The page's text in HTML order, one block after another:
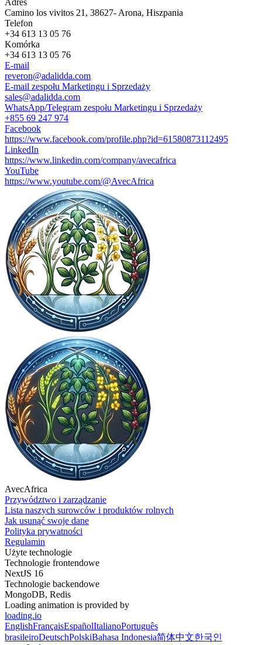
Adres
Camino los vivitos 21, 38627- Arona, Hiszpania
Telefon
+34 613 13 05 76
Komórka
+34 613 13 05 76
E-mail
reveron@adalidda.com
E-mail zespołu Marketingu i Sprzedaży
sales@adalidda.com
WhatsApp/Telegram zespołu Marketingu i Sprzedaży
+855 69 247 974
Facebook
https://www.facebook.com/profile.php?id=61580873112495
LinkedIn
https://www.linkedin.com/company/avecafrica
YouTube
https://www.youtube.com/@AvecAfrica
AvecAfrica
Przywództwo i zarządzanie
Lista naszych surowców i produktów rolnych
Jak usunąć swoje dane
Polityka prywatności
Regulamin
Użyte technologie
Technologie frontendowe
NextJS 16
Technologie backendowe
MongoDB, Redis
Loading animation is provided by
loading.io
EnglishFrançaisEspañolItalianoPortuguês
brasileiroDeutschPolskiBahasa Indonesia简体中文한국인